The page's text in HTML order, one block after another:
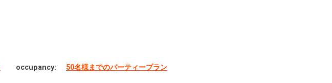
occupancy: 50名様までのパーティープラン